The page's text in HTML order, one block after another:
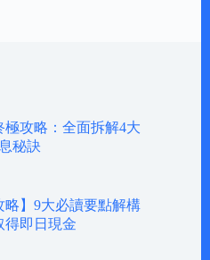
極攻略：全面拆解4大
秘訣
】9大必讀要點解構
得即日現金